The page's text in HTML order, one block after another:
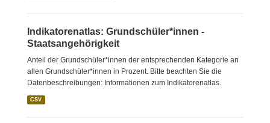
Indikatorenatlas: Grundschüler*innen -
Staatsangehörigkeit
Anteil der Grundschüler*innen der entsprechenden Kategorie an
allen Grundschüler*innen in Prozent. Bitte beachten Sie die
Datenbeschreibungen: Informationen zum Indikatorenatlas.
CSV